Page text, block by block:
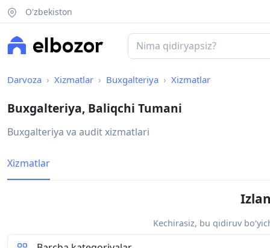
O'zbekiston
Darvoza Xizmatlar Buxgalteriya Xizmatlar
Buxgalteriya, Baliqchi Tumani
Buxgalteriya va audit xizmatlari
Xizmatlar
Kechirasiz, bu qidiruv